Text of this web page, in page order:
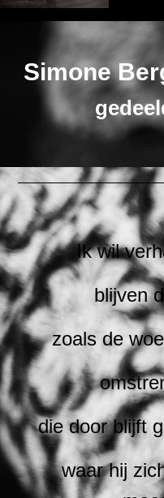
Simone
Ik wil
blijven
zoals de
die door blijft
waar hij